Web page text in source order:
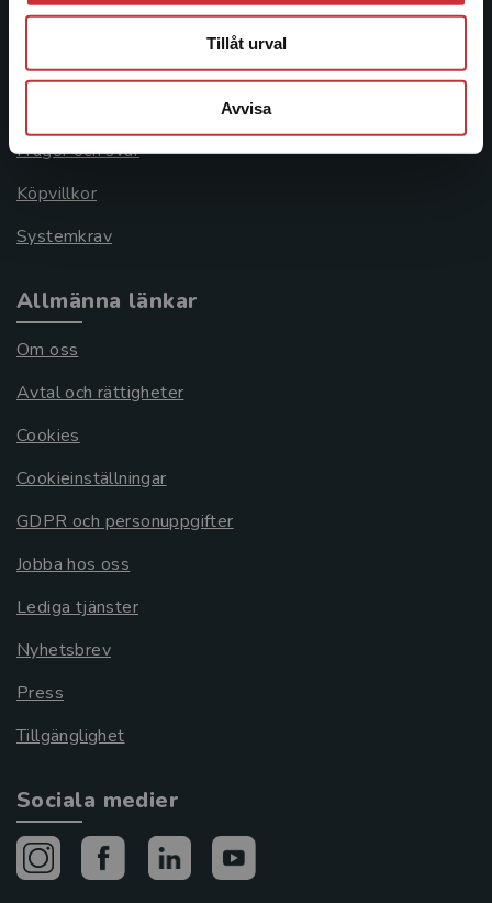
Tillåt urval
Avvisa
Kundservice
Kontakta kundservice
Frågor och svar
Köpvillkor
Systemkrav
Allmänna länkar
Om oss
Avtal och rättigheter
Cookies
Cookieinställningar
GDPR och personuppgifter
Jobba hos oss
Lediga tjänster
Nyhetsbrev
Press
Tillgänglighet
Sociala medier